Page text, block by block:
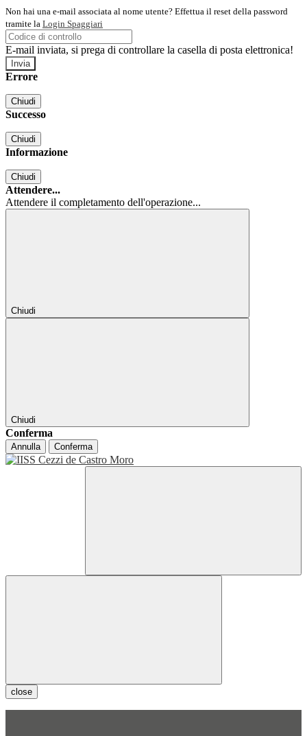
Non hai una e-mail associata al nome utente? Effettua il reset della password
tramite la Login Spaggiari
E-mail inviata, si prega di controllare la casella di posta elettronica!
Errore
Chiudi
Successo
Chiudi
Informazione
Chiudi
Attendere...
Attendere il completamento dell'operazione...
Chiudi
Chiudi
Conferma
Annulla Conferma
close